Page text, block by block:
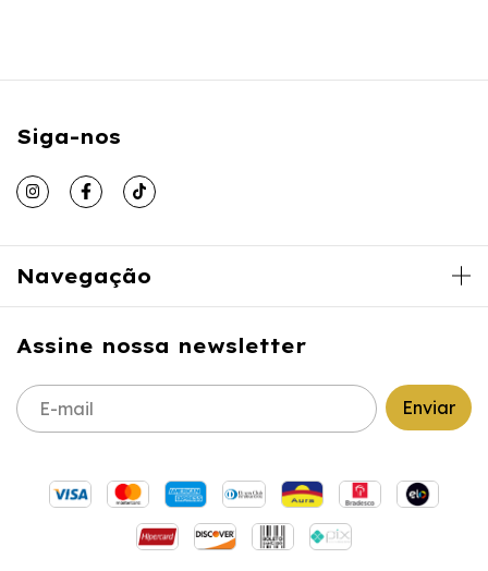
Siga-nos
Navegação
Assine nossa newsletter